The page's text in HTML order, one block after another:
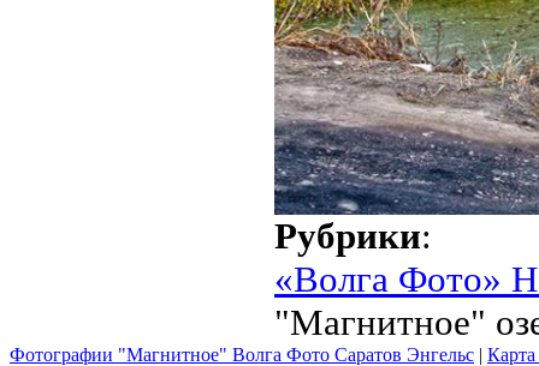
Рубрики:
«Волга Фото»
"Магнитное"
Фотографии "Магнитное" Волга Фото Саратов Энгельс | Карта